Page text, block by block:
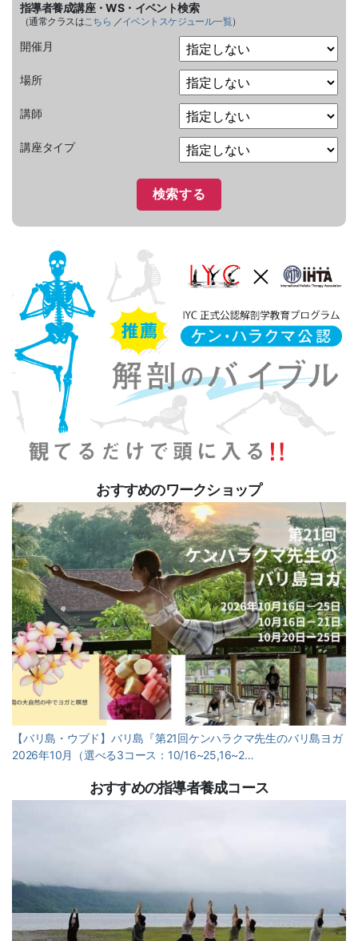
指導者養成講座・WS・イベント検索
（通常クラスはこちら ／イベントスケジュール一覧）
開催月
場所
講師
講座タイプ
おすすめのワークショップ
【バリ島・ウブド】バリ島『第21回ケンハラクマ先生のバリ島ヨガ
2026年10月（選べる3コース：10/16~25,16~2…
おすすめの指導者養成コース